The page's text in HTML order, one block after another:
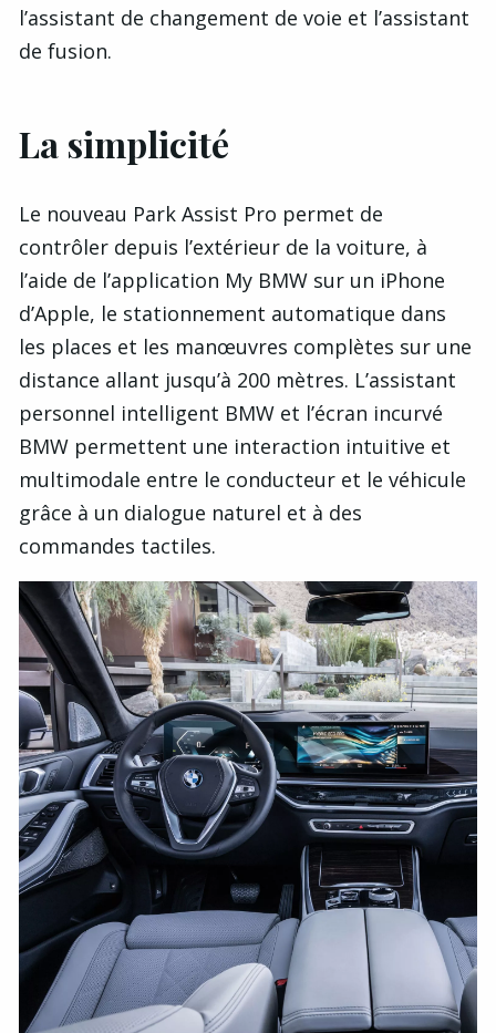
l’assistant de changement de voie et l’assistant
de fusion.
La simplicité
Le nouveau Park Assist Pro permet de
contrôler depuis l’extérieur de la voiture, à
l’aide de l’application My BMW sur un iPhone
d’Apple, le stationnement automatique dans
les places et les manœuvres complètes sur une
distance allant jusqu’à 200 mètres. L’assistant
personnel intelligent BMW et l’écran incurvé
BMW permettent une interaction intuitive et
multimodale entre le conducteur et le véhicule
grâce à un dialogue naturel et à des
commandes tactiles.